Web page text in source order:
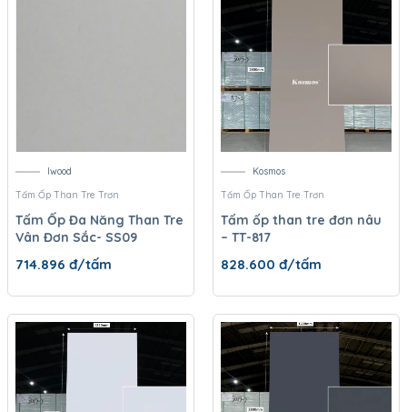
Iwood
Tấm Ốp Than Tre Trơn
Tấm Ốp Đa Năng Than Tre
Vân Đơn Sắc- SS09
714.896 đ/tấm
Kosmos
Tấm Ốp Than Tre Trơn
Tấm ốp than tre đơn nâu
– TT-817
828.600 đ/tấm